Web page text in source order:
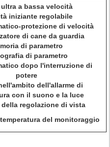
a bassa velocità
iniziante regolabile
protezione di velocità
di cane da guardia
di parametro
di parametro
dopo l'interruzione di
potere
dell'allarme di
con il suono e la luce
della regolazione di vista
del monitoraggio